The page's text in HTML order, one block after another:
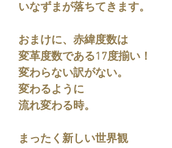
いなずまが落ちてきます。
おまけに、赤緯度数は
変革度数である17度揃い！
変わらない訳がない。
変わるように
流れ変わる時。
まったく新しい世界観